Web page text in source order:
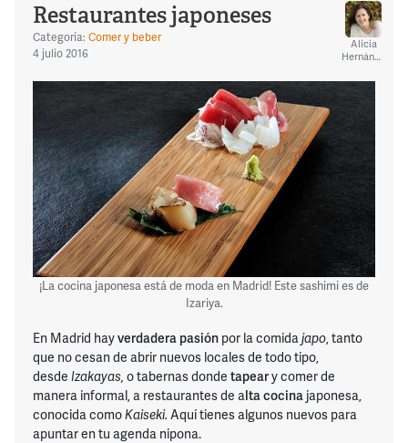
Restaurantes japoneses
Categoría: Comer y beber
4 julio 2016
Alicia
Hernández
¡La cocina japonesa está de moda en Madrid! Este sashimi es de
Izariya.
En Madrid hayverdadera pasión por la comidajapo, tanto
que no cesan de abrir nuevos locales de todo tipo,
desde Izakayas, o tabernas donde tapeary comer de
manera informal, a restaurantes de alta cocina japonesa,
conocida comoKaiseki. Aquí tienes algunos nuevos para
apuntar en tu agenda nipona.